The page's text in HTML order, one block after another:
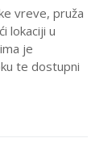
vreve, pruža
lokaciji u
je
te dostupni